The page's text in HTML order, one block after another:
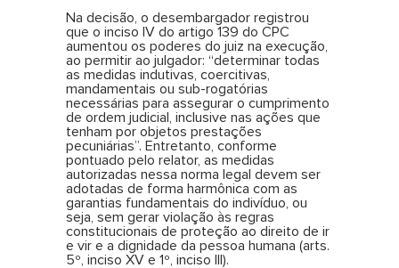
Na decisão, o desembargador registrou
que o inciso IV do artigo 139 do CPC
aumentou os poderes do juiz na execução,
ao permitir ao julgador: “determinar todas
as medidas indutivas, coercitivas,
mandamentais ou sub-rogatórias
necessárias para assegurar o cumprimento
de ordem judicial, inclusive nas ações que
tenham por objetos prestações
pecuniárias”. Entretanto, conforme
pontuado pelo relator, as medidas
autorizadas nessa norma legal devem ser
adotadas de forma harmônica com as
garantias fundamentais do indivíduo, ou
seja, sem gerar violação às regras
constitucionais de proteção ao direito de ir
e vir e a dignidade da pessoa humana (arts.
5º, inciso XV e 1º, inciso III).